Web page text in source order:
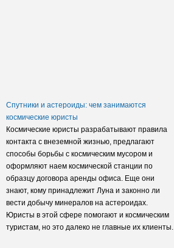
Спутники и астероиды: чем занимаются
космические юристы
Космические юристы разрабатывают правила
контакта с внеземной жизнью, предлагают
способы борьбы с космическим мусором и
оформляют наем космической станции по
образцу договора аренды офиса. Еще они
знают, кому принадлежит Луна и законно ли
вести добычу минералов на астероидах.
Юристы в этой сфере помогают и космическим
туристам, но это далеко не главные их клиенты.